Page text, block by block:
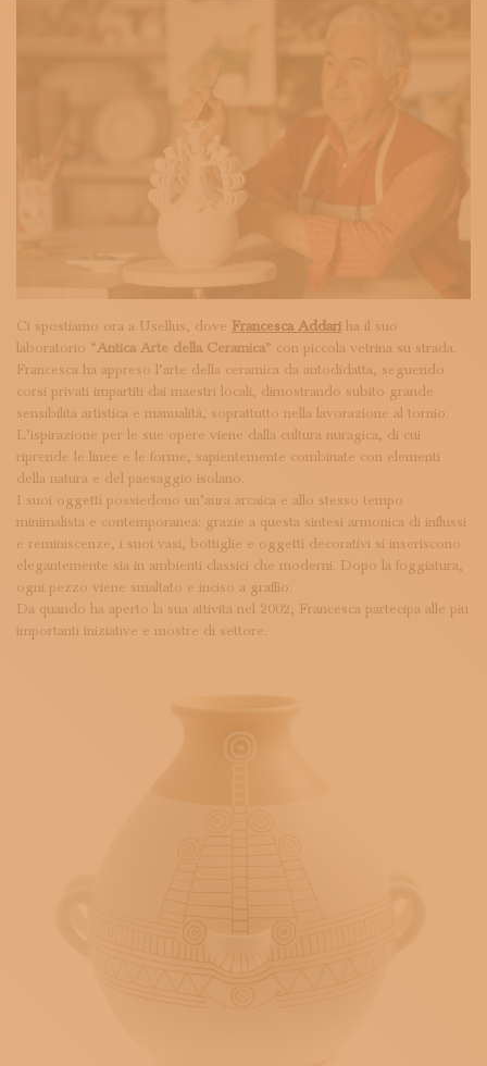
Ci spostiamo ora a Usellus, dove Francesca Addari ha il suo
laboratorio “Antica Arte della Ceramica” con piccola vetrina su strada.
Francesca ha appreso l’arte della ceramica da autodidatta, seguendo
corsi privati impartiti dai maestri locali, dimostrando subito grande
sensibilità artistica e manualità, soprattutto nella lavorazione al tornio.
L’ispirazione per le sue opere viene dalla cultura nuragica, di cui
riprende le linee e le forme, sapientemente combinate con elementi
della natura e del paesaggio isolano.
I suoi oggetti possiedono un’aura arcaica e allo stesso tempo
minimalista e contemporanea: grazie a questa sintesi armonica di influssi
e reminiscenze, i suoi vasi, bottiglie e oggetti decorativi si inseriscono
elegantemente sia in ambienti classici che moderni. Dopo la foggiatura,
ogni pezzo viene smaltato e inciso a graffio.
Da quando ha aperto la sua attività nel 2002, Francesca partecipa alle più
importanti iniziative e mostre di settore.